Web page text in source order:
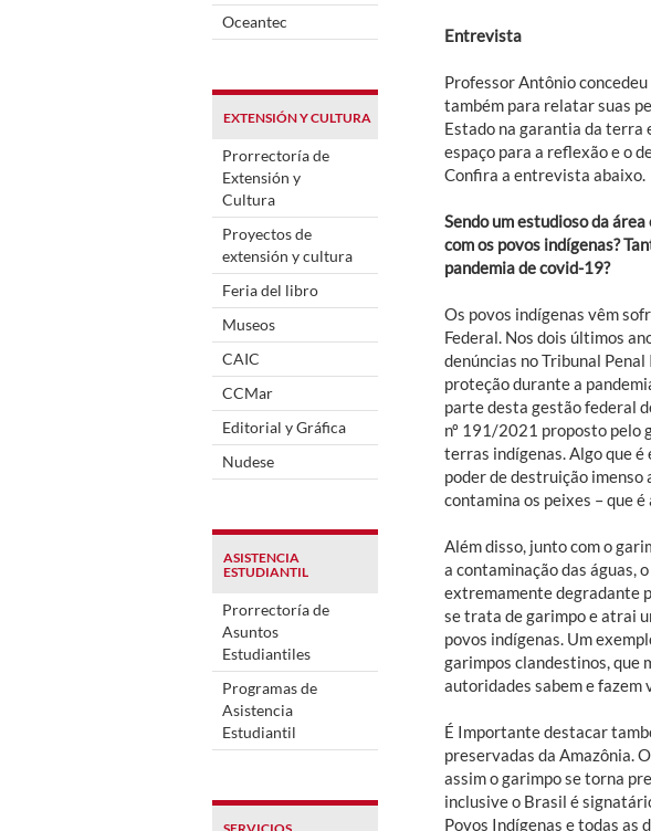
Oceantec
EXTENSIÓN Y CULTURA
Prorrectoría de
Extensión y
Cultura
Proyectos de
extensión y cultura
Feria del libro
Museos
CAIC
CCMar
Editorial y Gráfica
Nudese
ASISTENCIA
ESTUDIANTIL
Prorrectoría de
Asuntos
Estudiantiles
Programas de
Asistencia
Estudiantil
Entrevista
Professor Antônio
também para relatar suas
Estado na garantia da terra
espaço para a reflexão e o
Confira a entrevista abaixo.
Sendo um estudioso da
com os povos indígenas?
pandemia de covid-19?
Os povos indígenas vêm
Federal. Nos dois últimos
denúncias no Tribunal
proteção durante a
parte desta gestão federal
nº 191/2021 proposto pelo
terras indígenas. Algo que
poder de destruição imenso
contamina os peixes – que
Além disso, junto com o
a contaminação das águas,
extremamente degradante
se trata de garimpo e atrai
povos indígenas. Um
garimpos clandestinos, que
autoridades sabem e fazem
É Importante destacar
preservadas da Amazônia.
assim o garimpo se torna
inclusive o Brasil é
Povos Indígenas e todas as